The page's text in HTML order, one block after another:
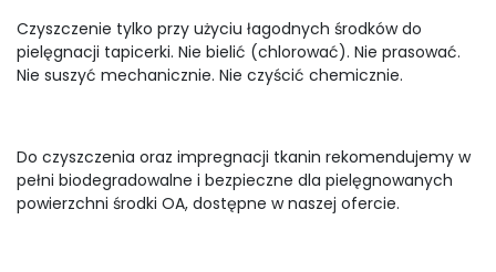
Czyszczenie tylko przy użyciu łagodnych środków do
pielęgnacji tapicerki. Nie bielić (chlorować). Nie prasować.
Nie suszyć mechanicznie. Nie czyścić chemicznie.
Do czyszczenia oraz impregnacji tkanin rekomendujemy w
pełni biodegradowalne i bezpieczne dla pielęgnowanych
powierzchni środki OA, dostępne w naszej ofercie.